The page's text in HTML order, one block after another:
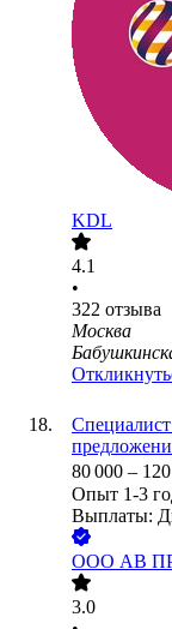
KDL
4.1
•
322 отзыва
Москва
80 000 –
Опыт 1-3
Выплаты:
ООО АВ
3.0